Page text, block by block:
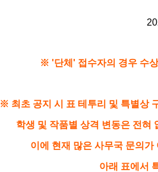
※ '단체' 접수자의 경우 수
※ 최초 공지 시 표 테투리 및 특별상
학생 및 작품별 상격 변동은 전혀
이에 현재 많은 사무국 문의
아래 표에서